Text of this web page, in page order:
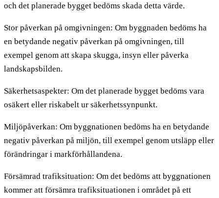
och det planerade bygget bedöms skada detta värde.
Stor påverkan på omgivningen: Om byggnaden bedöms ha
en betydande negativ påverkan på omgivningen, till
exempel genom att skapa skugga, insyn eller påverka
landskapsbilden.
Säkerhetsaspekter: Om det planerade bygget bedöms vara
osäkert eller riskabelt ur säkerhetssynpunkt.
Miljöpåverkan: Om byggnationen bedöms ha en betydande
negativ påverkan på miljön, till exempel genom utsläpp eller
förändringar i markförhållandena.
Försämrad trafiksituation: Om det bedöms att byggnationen
kommer att försämra trafiksituationen i området på ett